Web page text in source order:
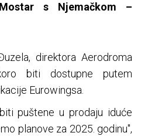
s Njemačkom –
direktora Aerodroma
biti dostupne putem
Eurowingsa.
puštene u prodaju iduće
planove za 2025. godinu",